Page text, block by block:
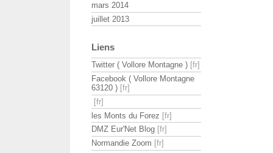
mars 2014
juillet 2013
Liens
Twitter ( Vollore Montagne )
Facebook ( Vollore Montagne
63120 )
les Monts du Forez
DMZ Eur'Net Blog
Normandie Zoom